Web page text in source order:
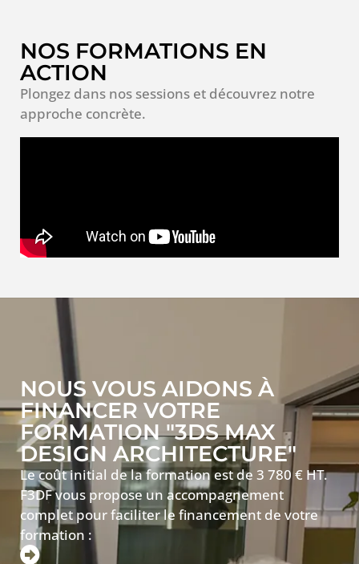
NOS FORMATIONS EN
ACTION
Plongez dans nos sessions et découvrez notre
approche concrète.
NOUS VOUS AIDONS À
FINANCER VOTRE
FORMATION "3DS MAX
DESIGN ARCHITECTURE"
Le coût initial de la formation est de 3 780 € HT.
F3DF vous propose un accompagnement
complet pour faciliter le financement de votre
formation :